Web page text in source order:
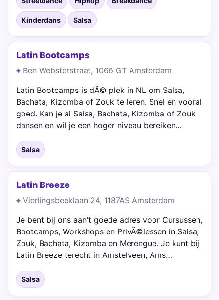
Kinderdans Salsa
Latin Bootcamps
Ben Websterstraat, 1066 GT Amsterdam
Latin Bootcamps is dÃ© plek in NL om Salsa,
Bachata, Kizomba of Zouk te leren. Snel en vooral
goed. Kan je al Salsa, Bachata, Kizomba of Zouk
dansen en wil je een hoger niveau bereiken…
Salsa
Latin Breeze
Vierlingsbeeklaan 24, 1187AS Amsterdam
Je bent bij ons aan't goede adres voor Cursussen,
Bootcamps, Workshops en PrivÃ©lessen in Salsa,
Zouk, Bachata, Kizomba en Merengue. Je kunt bij
Latin Breeze terecht in Amstelveen, Ams…
Salsa